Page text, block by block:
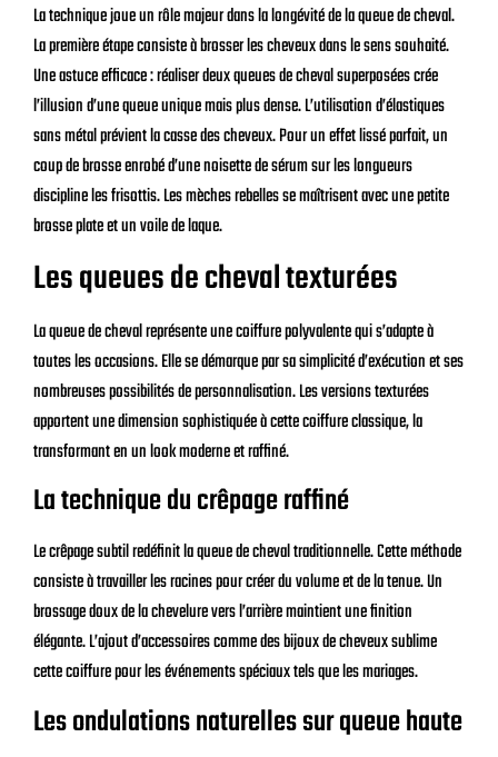
La technique joue un rôle majeur dans la longévité de la queue de cheval.
La première étape consiste à brosser les cheveux dans le sens souhaité.
Une astuce efficace : réaliser deux queues de cheval superposées crée
l’illusion d’une queue unique mais plus dense. L’utilisation d’élastiques
sans métal prévient la casse des cheveux. Pour un effet lissé parfait, un
coup de brosse enrobé d’une noisette de sérum sur les longueurs
discipline les frisottis. Les mèches rebelles se maîtrisent avec une petite
brosse plate et un voile de laque.
Les queues de cheval texturées
La queue de cheval représente une coiffure polyvalente qui s’adapte à
toutes les occasions. Elle se démarque par sa simplicité d’exécution et ses
nombreuses possibilités de personnalisation. Les versions texturées
apportent une dimension sophistiquée à cette coiffure classique, la
transformant en un look moderne et raffiné.
La technique du crêpage raffiné
Le crêpage subtil redéfinit la queue de cheval traditionnelle. Cette méthode
consiste à travailler les racines pour créer du volume et de la tenue. Un
brossage doux de la chevelure vers l’arrière maintient une finition
élégante. L’ajout d’accessoires comme des bijoux de cheveux sublime
cette coiffure pour les événements spéciaux tels que les mariages.
Les ondulations naturelles sur queue haute